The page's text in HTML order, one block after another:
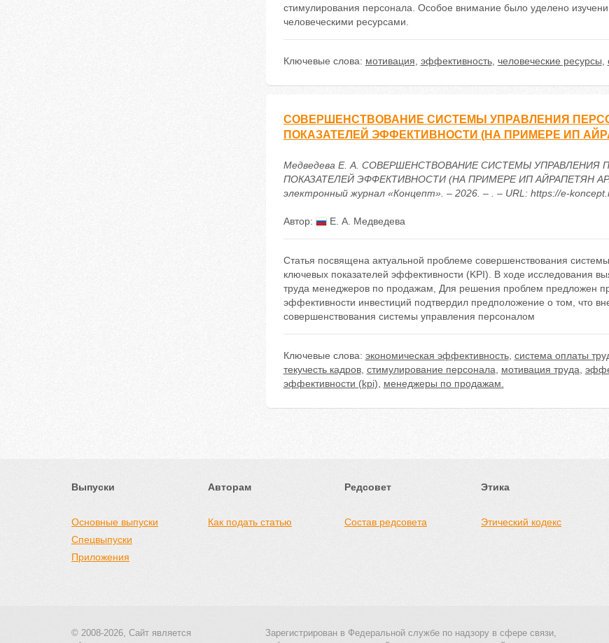
стимулирования персонала. Особое внимание было уделено
человеческими ресурсами.
Ключевые слова: мотивация эффективность, человеческие ресурсы
СОВЕРШЕНСТВОВАНИЕ СИСТЕМЫ УПРАВЛЕНИЯ
ПОКАЗАТЕЛЕЙ ЭФФЕКТИВНОСТИ (НА ПРИМЕРЕ ИП
Медведева Е. А. СОВЕРШЕНСТВОВАНИЕ СИСТЕМЫ
ПОКАЗАТЕЛЕЙ ЭФФЕКТИВНОСТИ (НА ПРИМЕРЕ ИП АЙРАПЕТЯН
электронный журнал «Концепт». – 2026. – . – URL: https://e-
Автор: Е. А. Медведева
Статья посвящена актуальной проблеме совершенствования
ключевых показателей эффективности (KPI). В ходе исследования
труда менеджеров по продажам, Для решения проблем предложен
эффективности инвестиций подтвердил предположение о том, что
совершенствования системы управления персоналом
Ключевые слова: экономическая эффективность, система оплаты
текучесть кадров, стимулирование персонала мотивация труда
эффективности (kpi)
менеджеры по продажам.
Выпуски
Основные выпуски
Спецвыпуски
Приложения
Авторам
Как подать статью
Редсовет
Состав редсовета
Этика
Этический кодекс
© 2008-2026, Сайт является
Зарегистрирован в Федеральной службе по надзору в сфере связи,